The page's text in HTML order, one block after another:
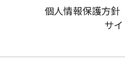
個人情報保護方針
サ